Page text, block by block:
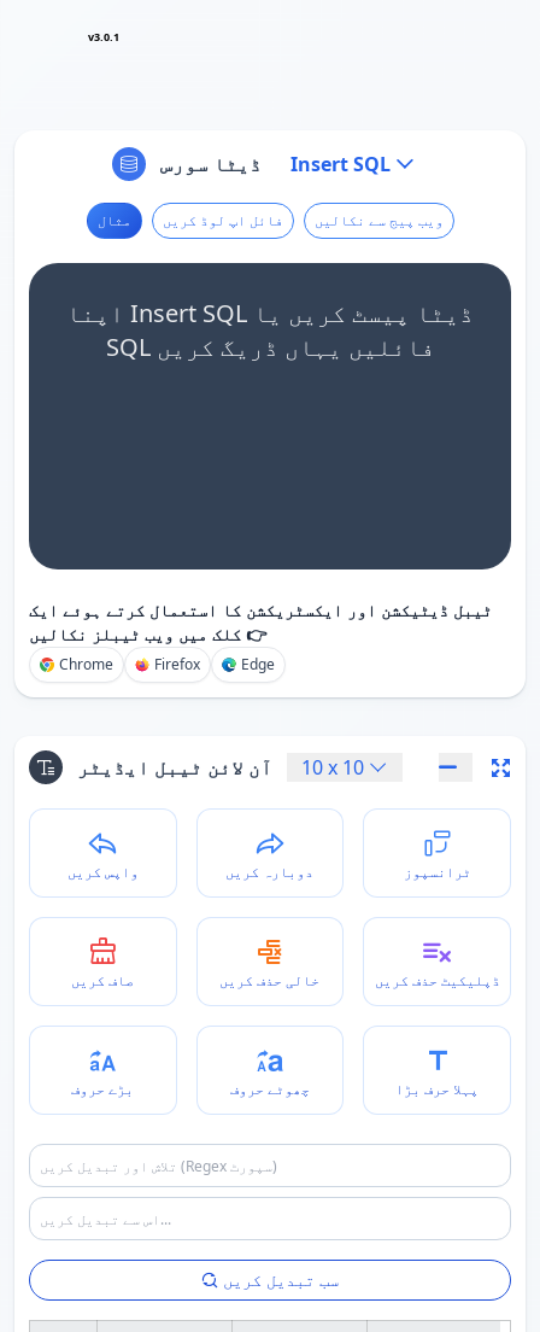
v3.0.1
ڈیٹا سورس Insert SQL
مثال فائل اپ لوڈ کریں ویب پیج سے نکالیں
اپنا Insert SQL ڈیٹا پیسٹ کریں یا
SQL فائلیں یہاں ڈریگ کریں
ٹیبل ڈیٹیکشن اور ایکسٹریکشن کا استعمال کرتے ہوئے ایک
کلک میں ویب ٹیبلز نکالیں 👉
Chrome Firefox Edge
آن لائن ٹیبل ایڈیٹر 10x 10
واپس کریں دوبارہ کریں ٹرانسپوز
صاف کریں خالی حذف کریں ڈپلیکیٹ حذف کریں
بڑے حروف چھوٹے حروف پہلا حرف بڑا
سب تبدیل کریں